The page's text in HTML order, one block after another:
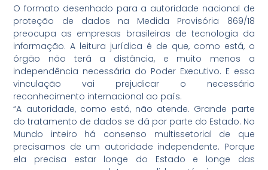
O formato desenhado para a autoridade nacional de
proteção de dados na Medida Provisória 869/18
preocupa as empresas brasileiras de tecnologia da
informação. A leitura jurídica é de que, como está, o
órgão não terá a distância, e muito menos a
independência necessária do Poder Executivo. E essa
vinculação vai prejudicar o necessário
reconhecimento internacional ao país.
“A autoridade, como está, não atende. Grande parte
do tratamento de dados se dá por parte do Estado. No
Mundo inteiro há consenso multissetorial de que
precisamos de um autoridade independente. Porque
ela precisa estar longe do Estado e longe das